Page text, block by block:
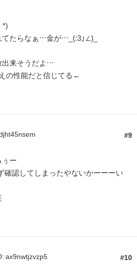
*)
たらなぁ…金が…_(:3」∠)_
来そうだよ…
の性能だと信じてる←
9
ー
確認してしまったやないかーーーい
10
ax9nwtjzvzp5